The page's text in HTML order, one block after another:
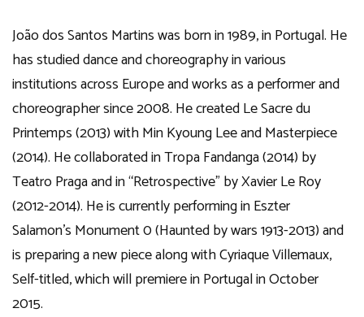
João dos Santos Martins was born in 1989, in Portugal. He
has studied dance and choreography in various
institutions across Europe and works as a performer and
choreographer since 2008. He created Le Sacre du
Printemps (2013) with Min Kyoung Lee and Masterpiece
(2014). He collaborated in Tropa Fandanga (2014) by
Teatro Praga and in “Retrospective” by Xavier Le Roy
(2012-2014). He is currently performing in Eszter
Salamon’s Monument 0 (Haunted by wars 1913-2013) and
is preparing a new piece along with Cyriaque Villemaux,
Self-titled, which will premiere in Portugal in October
2015.